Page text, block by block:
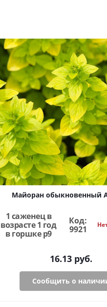
Майоран обыкновенный
1 саженец в
возрасте 1 год
в горшке p9
Код:
9921
16.13руб.
Сообщить о